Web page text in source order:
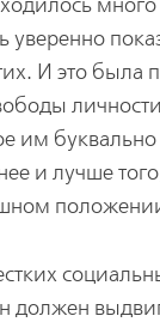
много
уверенно
И это была
им
и лучше
должен